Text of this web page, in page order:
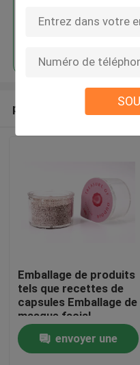
À la maison
produits recommandés
Emballage de produits
tels que recettes de
capsules Emballage de
masque facial,
caractérisé par le
remplacement des
bouchons de bouteille
envoyer une